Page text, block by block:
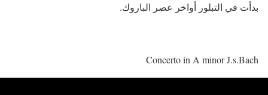
بدأت في التبلور أواخر عصر الباروك.
Concerto in A minor J.s.Bach